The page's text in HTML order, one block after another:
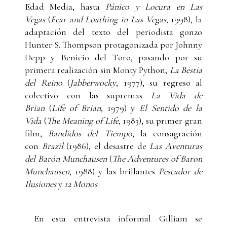
Edad Media, hasta Pánico y Locura en Las
Vegas(Fear and Loathing in Las Vegas, 1998), la
adaptación del texto del periodista gonzo
Hunter S. Thompson protagonizada por Johnny
Depp y Benicio del Toro, pasando por su
primera realización sin Monty Python, La Bestia
del Reino(Jabberwocky, 1977), su regreso al
colectivo con las supremas La Vida de
Brian(Life of Brian, 1979) y El Sentido de la
Vida (The Meaning of Life, 1983), su primer gran
film, Bandidos del Tiempo, la consagración
con Brazil(1986), el desastre de Las Aventuras
del Barón Munchausen(The Adventures of Baron
Munchausen, 1988) y las brillantes Pescador de
Ilusionesy 12 Monos.
En esta entrevista informal Gilliam se